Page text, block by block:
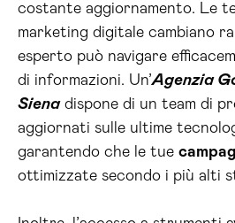
costante aggiornamento. Le
marketing digitale cambiano
esperto può navigare
di informazioni. Un’Agenzia
Sienadispone di un team di
aggiornati sulle ultime
garantendo che le tue
ottimizzate secondo i più alti